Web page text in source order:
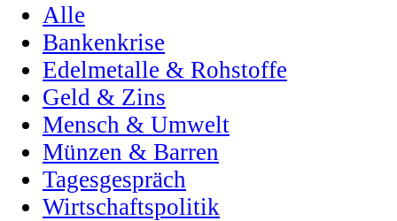
Alle
Bankenkrise
Edelmetalle & Rohstoffe
Geld & Zins
Mensch & Umwelt
Münzen & Barren
Tagesgespräch
Wirtschaftspolitik